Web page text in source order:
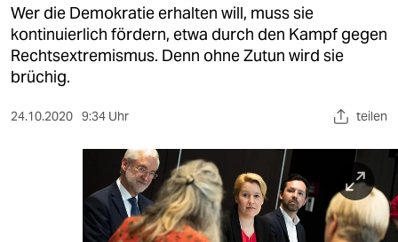
kultur
sport
Wer die Demokratie erhalten will, muss sie
kontinuierlich fördern, etwa durch den Kampf gegen
Rechtsextremismus. Denn ohne Zutun wird sie
brüchig.
24.10.2020 9:34 Uhr teilen